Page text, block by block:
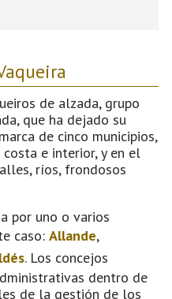
de alzada, grupo
que ha dejado su
de cinco municipios,
e interior, y en el
ríos, frondosos
por uno o varios
caso: Allande,
. Los concejos
dentro de
de la gestión de los